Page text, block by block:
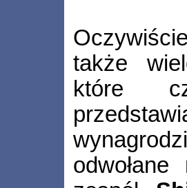
także
które